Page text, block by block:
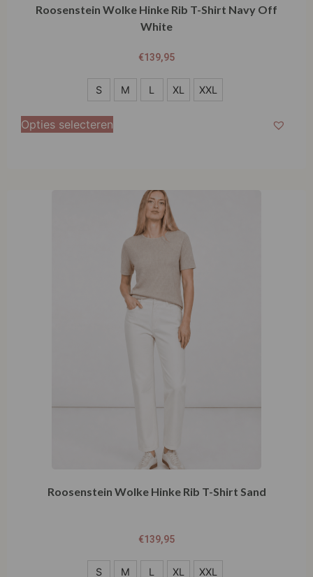
Roosenstein Wolke Hinke Rib T-Shirt Navy Off
White
€139,95
M
S M L XL XXL
Opties selecteren
Roosenstein Wolke Hinke Rib T-Shirt Sand
€139,95
S M L XL XXL